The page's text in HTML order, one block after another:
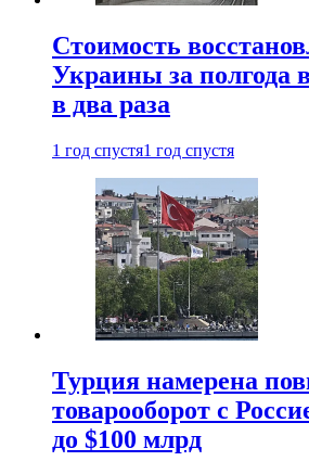
Стоимость
Украины за полгода
в два раза
1 год спустя1 год спустя
Турция намерена
товарооборот с
до $100 млрд